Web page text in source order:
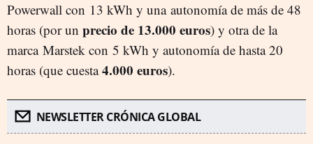
Powerwall con 13 kWh y una autonomía de más de 48
horas (por un precio de 13.000 euros) y otra de la
marca Marstek con 5 kWh y autonomía de hasta 20
horas (que cuesta4.000 euros).
NEWSLETTER CRÓNICA GLOBAL